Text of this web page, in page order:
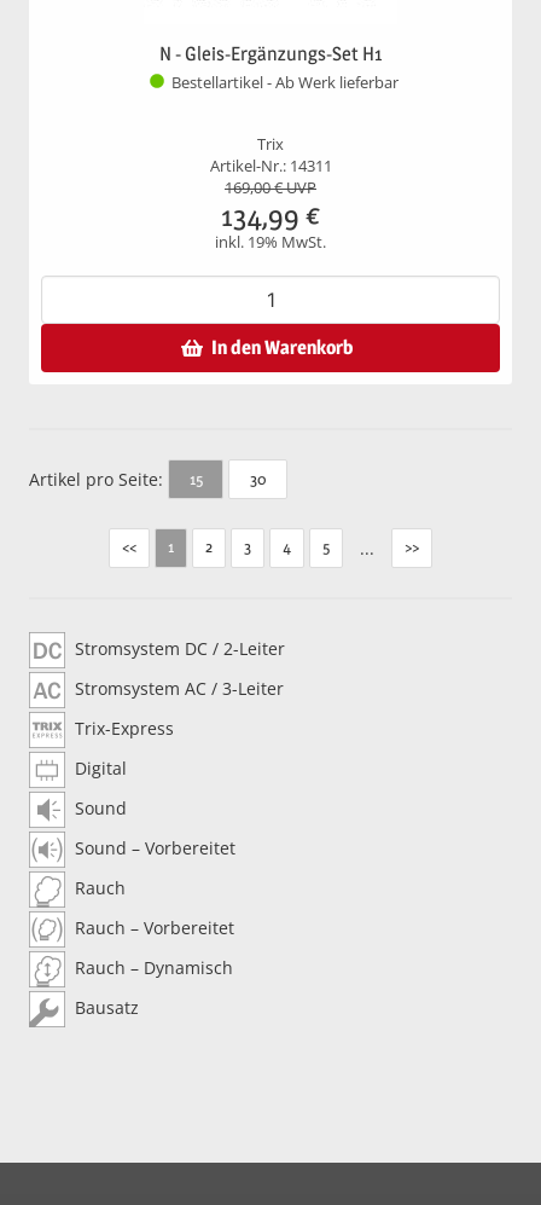
N - Gleis-Ergänzungs-Set H1
Bestellartikel - Ab Werk lieferbar
Trix
Artikel-Nr.: 14311
169,00€ UVP
134,99 €
inkl. 19% MwSt.
In den Warenkorb
Artikel pro Seite: 15 30
<< 1 2 3 4 5 ... >>
Stromsystem DC / 2-Leiter
Stromsystem AC / 3-Leiter
Trix-Express
Digital
Sound
Sound – Vorbereitet
Rauch
Rauch – Vorbereitet
Rauch – Dynamisch
Bausatz